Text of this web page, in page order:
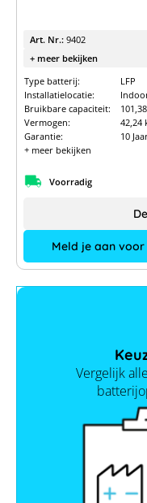
Art. Nr.: 9402
+ meer bekijken
Type batterij:
LFP
Installatielocatie:
Bruikbare capaciteit:
Vermogen:
42,24
Garantie:
10
+ meer bekijken
Voorradig
Meld je aan
Vergelijk